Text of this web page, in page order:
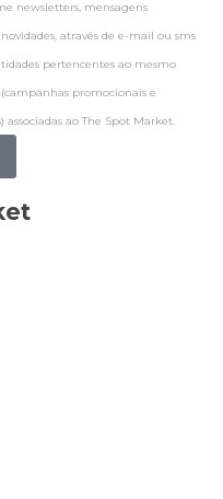
newsletters, mensagens
através de e-mail ou sms
pertencentes ao mesmo
promocionais e
ao The Spot Market.